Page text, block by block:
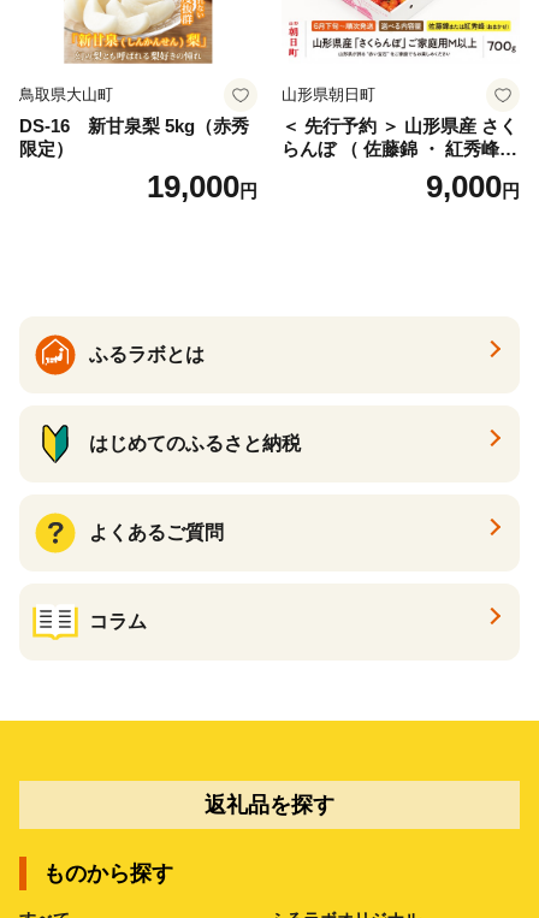
鳥取県大山町
DS-16 新甘泉梨 5kg（赤秀
限定）
19,000円
山形県朝日町
＜ 先行予約 ＞ 山形県産 さく
らんぼ （ 佐藤錦 ・ 紅秀峰
） ご家庭用 M以上 700g 【20
26年6月下旬から7月上旬発
9,000円
ふるラボとは
はじめてのふるさと納税
よくあるご質問
コラム
返礼品を探す
ものから探す